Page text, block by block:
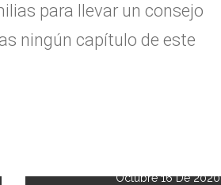
para llevar un consejo
ningún capítulo de este
Octubre 16 De 2020